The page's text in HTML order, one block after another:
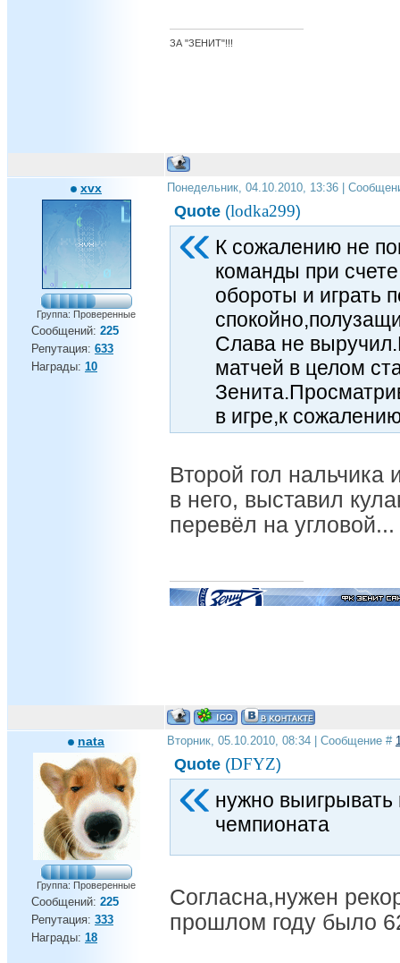
ЗА "ЗЕНИТ"!!!
xvx
Группа: Проверенные
Сообщений: 225
Репутация: 633
Награды: 10
Понедельник, 04.10.2010, 13:36 |
Quote (lodka299)
К сожалению не
команды при
обороты и играть
Слава не
матчей в целом
в игре,к
очка они и в
Второй гол
в него, выставил
перевёл на угловой...
nata
Группа: Проверенные
Сообщений: 225
Репутация: 333
Награды: 18
Вторник, 05.10.2010, 08:34 | Сообщение #
Quote (DFYZ)
нужно выигрывать
чемпионата
Согласна,нужен
прошлом году было